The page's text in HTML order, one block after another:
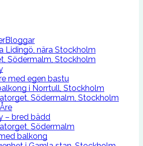
Bloggar
Lidingö, nära Stockholm
Södermalm, Stockholm
med egen bastu
i Norrtull, Stockholm
Södermalm, Stockholm
– bred bädd
Södermalm
balkong